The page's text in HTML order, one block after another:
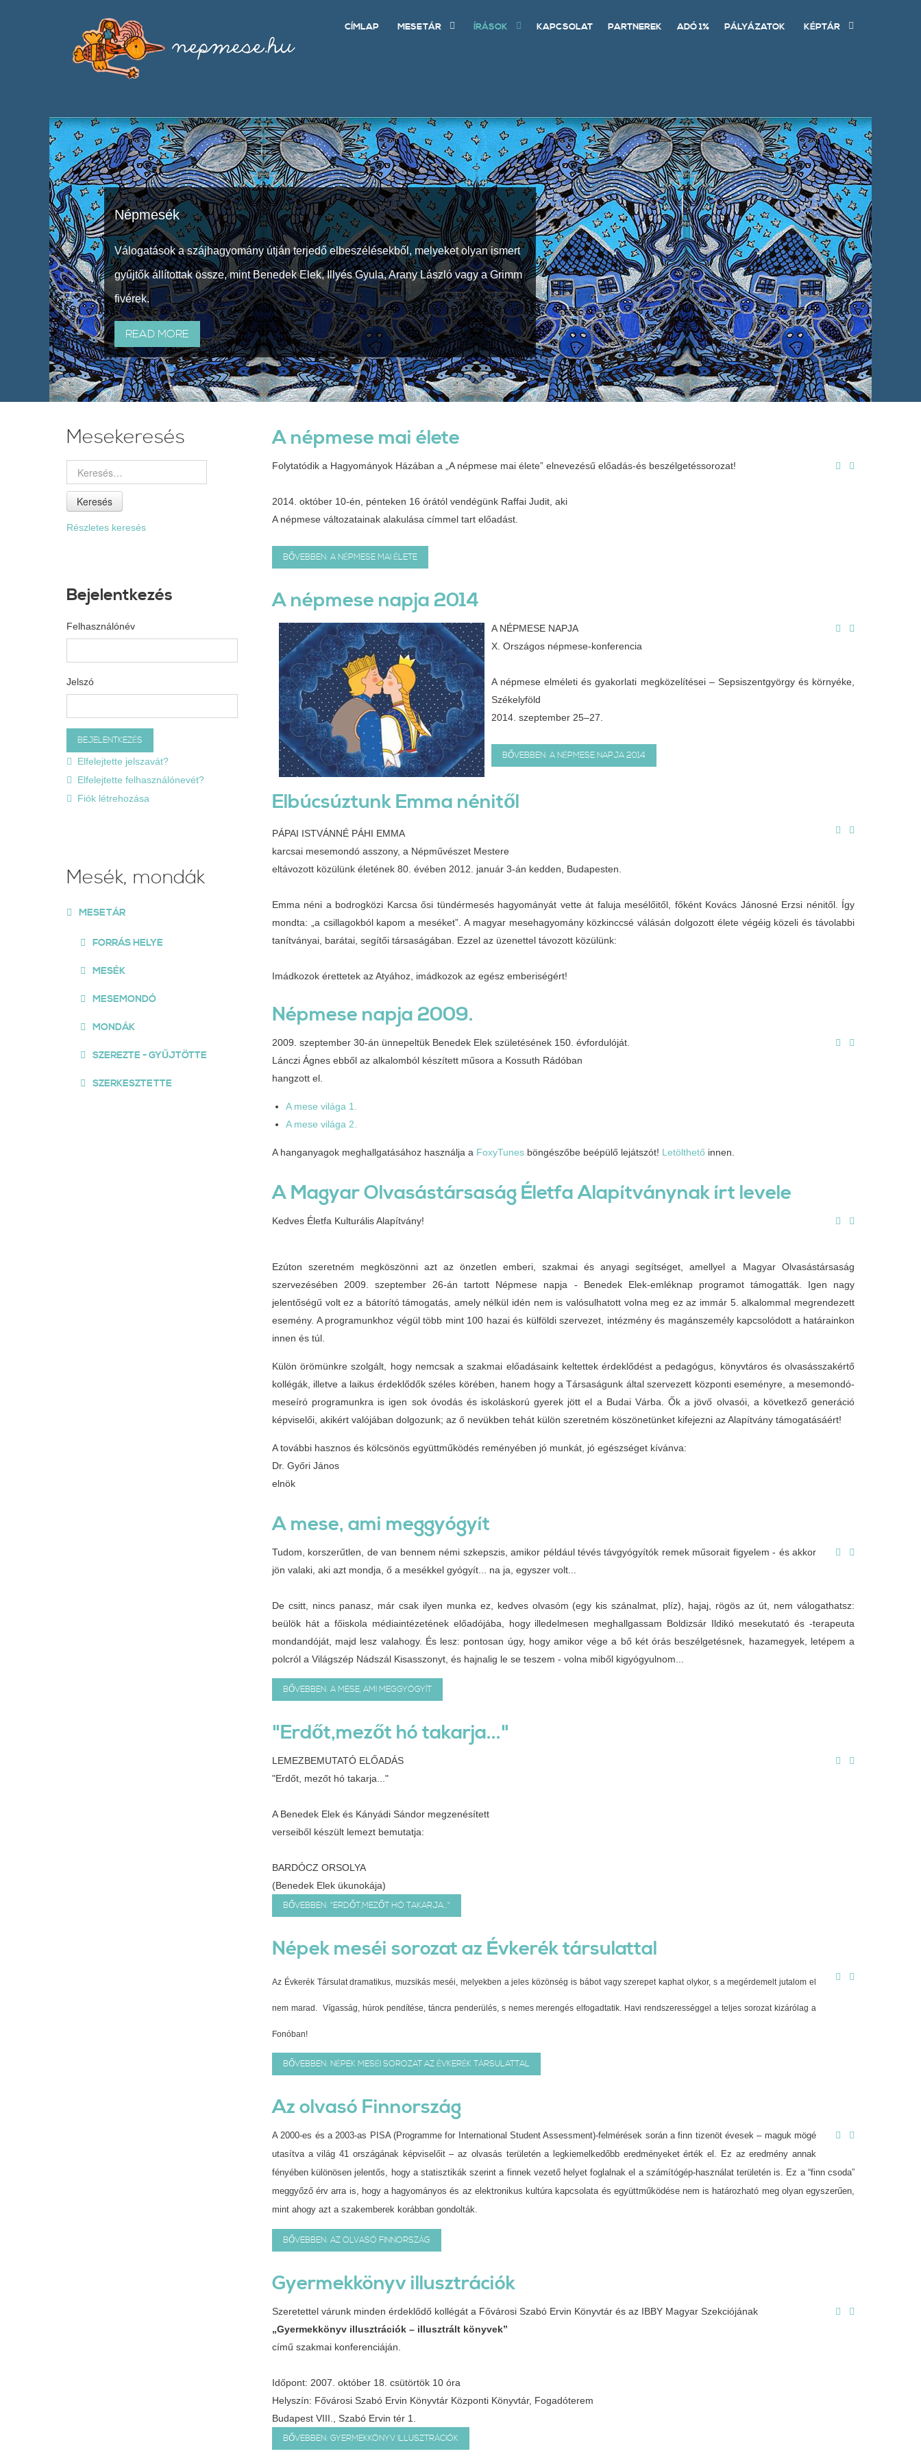
CÍMLAP MESETÁR ÍRÁSOK KAPCSOLAT PARTNEREK ADÓ 1% PÁLYÁZATOK KÉPTÁR
Népmesék
Válogatások a szájhagyomány útján terjedő elbeszélésekből, melyeket olyan ismert
gyűjtők állítottak össze, mint Benedek Elek, Illyés Gyula, Arany László vagy a Grimm
fivérek.
READ MORE
A népmese mai élete
Folytatódik a Hagyományok Házában a „A népmese mai élete” elnevezésű előadás-és beszélgetéssorozat!
2014. október 10-én, pénteken 16 órától vendégünk Raffai Judit, aki
A népmese változatainak alakulása címmel tart előadást.
BŐVEBBEN: A NÉPMESE MAI ÉLETE
A népmese napja 2014
A NÉPMESE NAPJA
X. Országos népmese-konferencia
A népmese elméleti és gyakorlati megközelítései – Sepsiszentgyörgy és környéke,
Székelyföld
2014. szeptember 25–27.
BŐVEBBEN: A NÉPMESE NAPJA 2014
Elbúcsúztunk Emma nénitől
PÁPAI ISTVÁNNÉ PÁHI EMMA
karcsai mesemondó asszony, a Népművészet Mestere
eltávozott közülünk életének 80. évében 2012. január 3-án kedden, Budapesten.
Emma néni a bodrogközi Karcsa ősi tündérmesés hagyományát vette át faluja mesélőitől, főként Kovács Jánosné Erzsi nénitől. Így
mondta: „a csillagokból kapom a meséket”. A magyar mesehagyomány közkinccsé válásán dolgozott élete végéig közeli és távolabbi
tanítványai, barátai, segítői társaságában. Ezzel az üzenettel távozott közülünk:
Imádkozok érettetek az Atyához, imádkozok az egész emberiségért!
Népmese napja 2009.
2009. szeptember 30-án ünnepeltük Benedek Elek születésének 150. évfordulóját.
Lánczi Ágnes ebből az alkalomból készített műsora a Kossuth Rádóban
hangzott el.
A mese világa 1.
A mese világa 2.
A hanganyagok meghallgatásához használja a FoxyTunes böngészőbe beépülő lejátszót! Letölthető innen.
A Magyar Olvasástársaság Életfa Alapítványnak írt levele
Kedves Életfa Kulturális Alapítvány!
Ezúton szeretném megköszönni azt az önzetlen emberi, szakmai és anyagi segítséget, amellyel a Magyar Olvasástársaság
szervezésében 2009. szeptember 26-án tartott Népmese napja - Benedek Elek-emléknap programot támogatták. Igen nagy
jelentőségű volt ez a bátorító támogatás, amely nélkül idén nem is valósulhatott volna meg ez az immár 5. alkalommal megrendezett
esemény. A programunkhoz végül több mint 100 hazai és külföldi szervezet, intézmény és magánszemély kapcsolódott a határainkon
innen és túl.
Külön örömünkre szolgált, hogy nemcsak a szakmai előadásaink keltettek érdeklődést a pedagógus, könyvtáros és olvasásszakértő
kollégák, illetve a laikus érdeklődők széles körében, hanem hogy a Társaságunk által szervezett központi eseményre, a mesemondó-
meseíró programunkra is igen sok óvodás és iskoláskorú gyerek jött el a Budai Várba. Ők a jövő olvasói, a következő generáció
képviselői, akikért valójában dolgozunk; az ő nevükben tehát külön szeretném köszönetünket kifejezni az Alapítvány támogatásáért!
A további hasznos és kölcsönös együttműködés reményében jó munkát, jó egészséget kívánva:
Dr. Győri János
elnök
A mese, ami meggyógyít
Tudom, korszerűtlen, de van bennem némi szkepszis, amikor például tévés távgyógyítók remek műsorait figyelem - és akkor
jön valaki, aki azt mondja, ő a mesékkel gyógyít... na ja, egyszer volt...
De csitt, nincs panasz, már csak ilyen munka ez, kedves olvasóm (egy kis szánalmat, plíz), hajaj, rögös az út, nem válogathatsz:
beülök hát a főiskola médiaintézetének előadójába, hogy illedelmesen meghallgassam Boldizsár Ildikó mesekutató és -terapeuta
mondandóját, majd lesz valahogy. És lesz: pontosan úgy, hogy amikor vége a bő két órás beszélgetésnek, hazamegyek, letépem a
polcról a Világszép Nádszál Kisasszonyt, és hajnalig le se teszem - volna miből kigyógyulnom...
BŐVEBBEN: A MESE, AMI MEGGYÓGYÍT
"Erdőt,mezőt hó takarja..."
LEMEZBEMUTATÓ ELŐADÁS
"Erdőt, mezőt hó takarja..."
A Benedek Elek és Kányádi Sándor megzenésített
verseiből készült lemezt bemutatja:
BARDÓCZ ORSOLYA
(Benedek Elek ükunokája)
BŐVEBBEN: "ERDŐT,MEZŐT HÓ TAKARJA..."
Népek meséi sorozat az Évkerék társulattal
Az Évkerék Társulat dramatikus, muzsikás meséi, melyekben a jeles közönség is bábot vagy szerepet kaphat olykor, s a megérdemelt jutalom el
nem marad. Vígasság, húrok pendítése, táncra penderülés, s nemes merengés elfogadtatik. Havi rendszerességgel a teljes sorozat kizárólag a
Fonóban!
BŐVEBBEN: NÉPEK MESÉI SOROZAT AZ ÉVKERÉK TÁRSULATTAL
Az olvasó Finnország
A 2000-es és a 2003-as PISA (Programme for International Student Assessment)-felmérések során a finn tizenöt évesek – maguk mögé
utasítva a világ 41 országának képviselőit – az olvasás területén a legkiemelkedőbb eredményeket érték el. Ez az eredmény annak
fényében különösen jelentős, hogy a statisztikák szerint a finnek vezető helyet foglalnak el a számítógép-használat területén is. Ez a “finn csoda”
meggyőző érv arra is, hogy a hagyományos és az elektronikus kultúra kapcsolata és együttműködése nem is határozható meg olyan egyszerűen,
mint ahogy azt a szakemberek korábban gondolták.
BŐVEBBEN: AZ OLVASÓ FINNORSZÁG
Gyermekkönyv illusztrációk
Szeretettel várunk minden érdeklődő kollégát a Fővárosi Szabó Ervin Könyvtár és az IBBY Magyar Szekciójának
„Gyermekkönyv illusztrációk – illusztrált könyvek”
című szakmai konferenciáján.
Időpont: 2007. október 18. csütörtök 10 óra
Helyszín: Fővárosi Szabó Ervin Könyvtár Központi Könyvtár, Fogadóterem
Budapest VIII., Szabó Ervin tér 1.
BŐVEBBEN: GYERMEKKÖNYV ILLUSZTRÁCIÓK
Mesekeresés
Keresés
Részletes keresés
Bejelentkezés
Felhasználónév
Jelszó
Elfelejtette jelszavát?
Elfelejtette felhasználónevét?
Fiók létrehozása
Mesék, mondák
MESETÁR
FORRÁS HELYE
MESÉK
MESEMONDÓ
MONDÁK
SZEREZTE - GYŰJTÖTTE
SZERKESZTETTE